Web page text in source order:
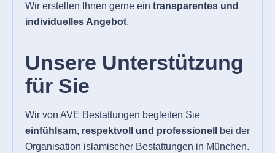
Wir erstellen Ihnen gerne ein transparentes und
individuelles Angebot.
Unsere Unterstützung
für Sie
Wir von AVE Bestattungen begleiten Sie
einfühlsam, respektvoll und professionell
bei der
Organisation islamischer Bestattungen in München.